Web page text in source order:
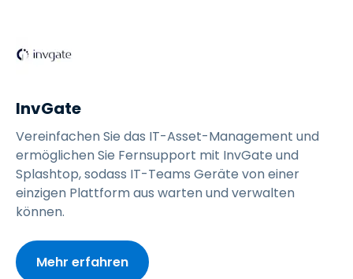
InvGate
Vereinfachen Sie das IT-Asset-Management und
ermöglichen Sie Fernsupport mit InvGate und
Splashtop, sodass IT-Teams Geräte von einer
einzigen Plattform aus warten und verwalten
können.
Mehr erfahren